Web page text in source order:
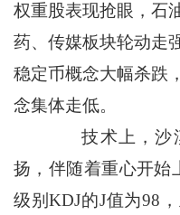
权重股表现抢眼，石
药、传媒板块轮动走
稳定币概念大幅杀跌
念集体走低。
技术上，沙漠
扬，伴随着重心开始
级别KDJ的J值为98